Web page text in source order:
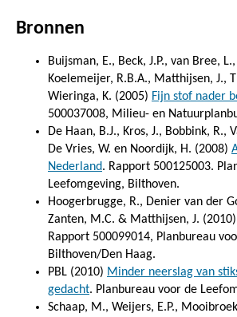
Bronnen
Buijsman, E., Beck, J.P., van Bree, L.,
Koelemeijer, R.B.A., Matthijsen, J.,
Wieringa, K. (2005) Fijn stof nader
500037008, Milieu- en
De Haan, B.J., Kros, J., Bobbink, R.,
De Vries, W. en Noordijk, H. (2008)
Nederland. Rapport 500125003.
Leefomgeving, Bilthoven.
Hoogerbrugge, R., Denier van der
Zanten, M.C. & Matthijsen, J. (2010)
Rapport 500099014, Planbureau
Bilthoven/Den Haag.
PBL (2010) Minder neerslag van
gedacht. Planbureau voor de
Schaap, M., Weijers, E.P.,